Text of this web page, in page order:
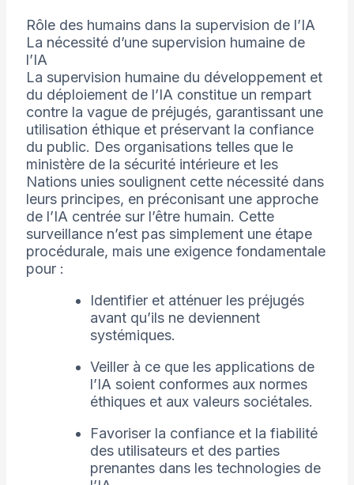
Rôle des humains dans la supervision de l’IA
La nécessité d’une supervision humaine de
l’IA
La supervision humaine du développement et
du déploiement de l’IA constitue un rempart
contre la vague de préjugés, garantissant une
utilisation éthique et préservant la confiance
du public. Des organisations telles que le
ministère de la sécurité intérieure et les
Nations unies soulignent cette nécessité dans
leurs principes, en préconisant une approche
de l’IA centrée sur l’être humain. Cette
surveillance n’est pas simplement une étape
procédurale, mais une exigence fondamentale
pour :
Identifier et atténuer les préjugés
avant qu’ils ne deviennent
systémiques.
Veiller à ce que les applications de
l’IA soient conformes aux normes
éthiques et aux valeurs sociétales.
Favoriser la confiance et la fiabilité
des utilisateurs et des parties
prenantes dans les technologies de